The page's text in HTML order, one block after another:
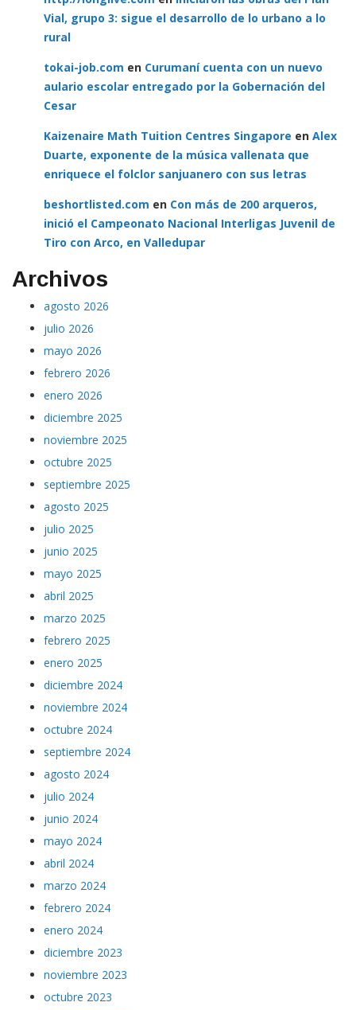
Vial, grupo 3: sigue el desarrollo de lo urbano a lo
rural
tokai-job.com en Curumaní cuenta con un nuevo
aulario escolar entregado por la Gobernación del
Cesar
Kaizenaire Math Tuition Centres Singapore en Alex
Duarte, exponente de la música vallenata que
enriquece el folclor sanjuanero con sus letras
beshortlisted.com en Con más de 200 arqueros,
inició el Campeonato Nacional Interligas Juvenil de
Tiro con Arco, en Valledupar
Archivos
agosto 2026
julio 2026
mayo 2026
febrero 2026
enero 2026
diciembre 2025
noviembre 2025
octubre 2025
septiembre 2025
agosto 2025
julio 2025
junio 2025
mayo 2025
abril 2025
marzo 2025
febrero 2025
enero 2025
diciembre 2024
noviembre 2024
octubre 2024
septiembre 2024
agosto 2024
julio 2024
junio 2024
mayo 2024
abril 2024
marzo 2024
febrero 2024
enero 2024
diciembre 2023
noviembre 2023
octubre 2023